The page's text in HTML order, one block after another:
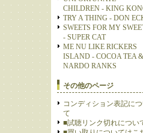
CHILDREN - KING
TRY A THING - DON
SWEETS FOR MY
- SUPER CAT
ME NU LIKE RICKERS
ISLAND - COCOA TEA &
NARDO RANKS
その他のページ
コンディション表記に
て
■試聴リンク切れについ